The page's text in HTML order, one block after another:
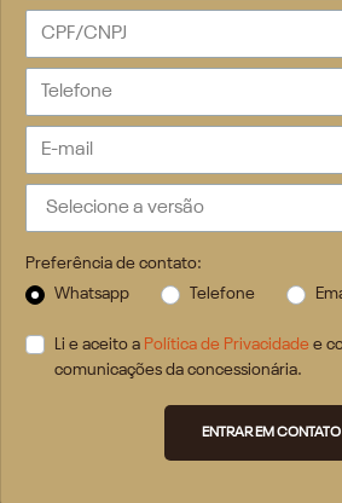
Preferência de contato:
Whatsapp
Telefone
Li e aceito a Política de Privacidade e
comunicações da concessionária.
ENTRAR EM CONTATO